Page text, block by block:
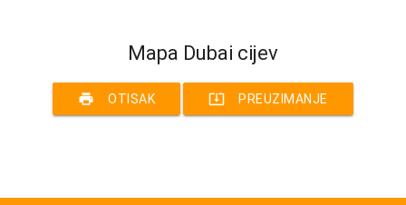
Mapa Dubai cijev
print OTISAK system_update_alt PREUZIMANJE